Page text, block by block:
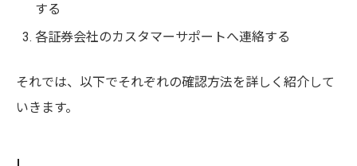
する
各証券会社のカスタマーサポートへ連絡する
それでは、以下でそれぞれの確認方法を詳しく紹介して
いきます。